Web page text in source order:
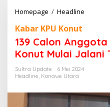
Homepage / Headline
PPK
Pilkada
di
Tes
CAT
Kabar KPU Konut
139 Calon
Konut Mulai Jalani
Sultra Update
6 Mei 2024
Headline, Konawe Utara